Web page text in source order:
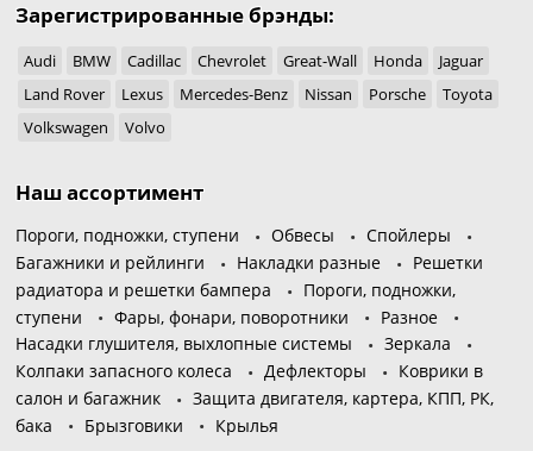
Зарегистрированные брэнды:
Audi BMW Cadillac Chevrolet Great-Wall Honda
Jaguar
Land Rover
Lexus Mercedes-Benz Nissan Porsche
Toyota
Volkswagen
Volvo
Наш ассортимент
Пороги, подножки, ступени Обвесы
Спойлеры
Багажники и рейлинги
Накладки разные
Решетки
радиатора и решетки бампера
Пороги, подножки,
ступени
Фары, фонари, поворотники
Разное
Насадки глушителя, выхлопные системы
Зеркала
Колпаки запасного колеса
Дефлекторы
Коврики в
салон и багажник
Защита двигателя, картера, КПП, РК,
бака
Брызговики Крылья